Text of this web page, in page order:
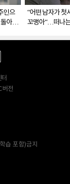
인으
아온
“어떤 남자가 첫
꼬맹아“…떠나
버전
습 포함)금지